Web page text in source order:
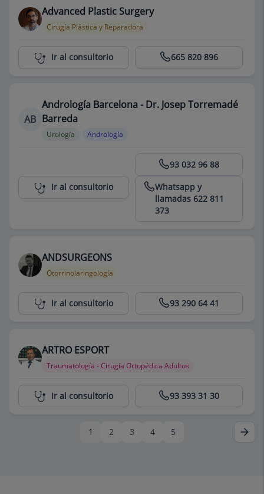
Advanced Plastic Surgery
Cirugía Plástica y Reparadora
Centro Médico Teknon 665 820 896
Ir al consultorio
AB
Andrología Barcelona - Dr. Josep Torremadé
Barreda
Urología Andrología
93 032 96 88
Whatsapp y
llamadas 622 811
373
Ir al consultorio
ANDSURGEONS
Otorrinolaringología
Centro Médico Teknon 93 290 64 41
Ir al consultorio
ARTRO ESPORT
Traumatología - Cirugía Ortopédica Adultos
Centro Médico Teknon 93 393 31 30
Ir al consultorio
1 2 3 4 5